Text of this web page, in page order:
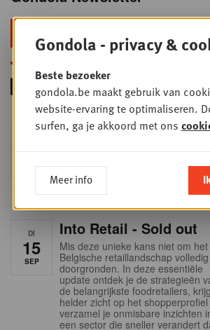
SEP
Foodservice - Joint
Intro to Negotiation: Succes aan
onderhandelingstafel is geen
DI
15
SEP
Into Retail - Sold out
Mis deze unieke kans niet om het
Belgische retaillandschap
doorgronden. In deze essentiële
update ontdek je de strategieën
de belangrijkste foodretailers,
helder zicht op het shopperprofiel
verzamel je onmisbare inzichten
een sector die sneller verandert
Gondola - privacy &
Beste bezoeker
gondola.be maakt gebruik van
website-ervaring te optimaliseren.
surfen, ga je akkoord met ons
Meer info